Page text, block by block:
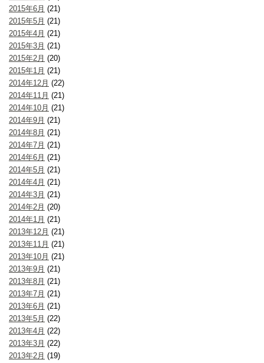
2015年6月 (21)
2015年5月 (21)
2015年4月 (21)
2015年3月 (21)
2015年2月 (20)
2015年1月 (21)
2014年12月 (22)
2014年11月 (21)
2014年10月 (21)
2014年9月 (21)
2014年8月 (21)
2014年7月 (21)
2014年6月 (21)
2014年5月 (21)
2014年4月 (21)
2014年3月 (21)
2014年2月 (20)
2014年1月 (21)
2013年12月 (21)
2013年11月 (21)
2013年10月 (21)
2013年9月 (21)
2013年8月 (21)
2013年7月 (21)
2013年6月 (21)
2013年5月 (22)
2013年4月 (22)
2013年3月 (22)
2013年2月 (19)